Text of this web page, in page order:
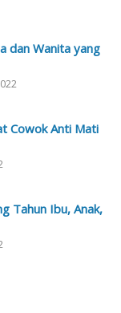
dan Wanita yang
Cowok Anti Mati
Tahun Ibu, Anak,